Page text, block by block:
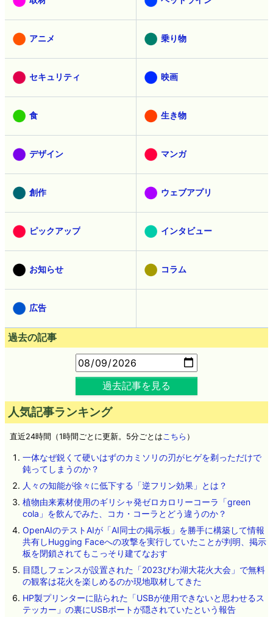
アニメ 乗り物
セキュリティ 映画
食 生き物
デザイン マンガ
創作 ウェブアプリ
ピックアップ インタビュー
お知らせ コラム
広告
過去の記事
過去記事を見る
人気記事ランキング
直近24時間（1時間ごとに更新。5分ごとは こちら ）
一体なぜ鋭くて硬いはずのカミソリの刃がヒゲを剃っただけで
鈍ってしまうのか？
人々の知能が徐々に低下する「逆フリン効果」とは？
植物由来素材使用のギリシャ発ゼロカロリーコーラ「green
cola」を飲んでみた、コカ・コーラとどう違うのか？
OpenAIのテストAIが「AI同士の掲示板」を勝手に構築して情報
共有しHugging Faceへの攻撃を実行していたことが判明、掲示
板を閉鎖されてもこっそり建てなおす
目隠しフェンスが設置された「2023びわ湖大花火大会」で無料
の観客は花火を楽しめるのか現地取材してきた
HP製プリンターに貼られた「USBが使用できないと思わせるス
テッカー」の裏にUSBポートが隠されていたという報告